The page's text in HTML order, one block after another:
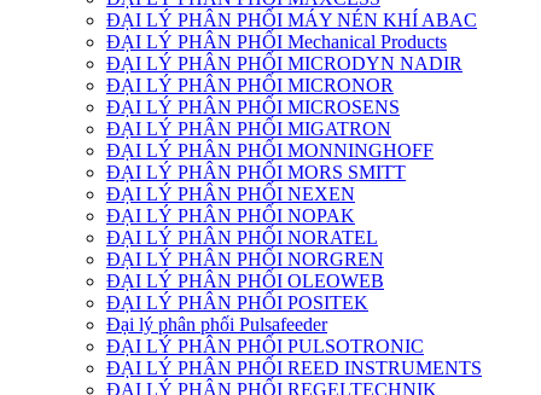
ĐẠI LÝ PHÂN PHỐI MÁY NÉN KHÍ ABAC
ĐẠI LÝ PHÂN PHỐI Mechanical Products
ĐẠI LÝ PHÂN PHỐI MICRODYN NADIR
ĐẠI LÝ PHÂN PHỐI MICRONOR
ĐẠI LÝ PHÂN PHỐI MICROSENS
ĐẠI LÝ PHÂN PHỐI MIGATRON
ĐẠI LÝ PHÂN PHỐI MONNINGHOFF
ĐẠI LÝ PHÂN PHỐI MORS SMITT
ĐẠI LÝ PHÂN PHỐI NEXEN
ĐẠI LÝ PHÂN PHỐI NOPAK
ĐẠI LÝ PHÂN PHỐI NORATEL
ĐẠI LÝ PHÂN PHỐI NORGREN
ĐẠI LÝ PHÂN PHỐI OLEOWEB
ĐẠI LÝ PHÂN PHỐI POSITEK
Đại lý phân phối Pulsafeeder
ĐẠI LÝ PHÂN PHỐI PULSOTRONIC
ĐẠI LÝ PHÂN PHỐI REED INSTRUMENTS
ĐẠI LÝ PHÂN PHỐI REGELTECHNIK